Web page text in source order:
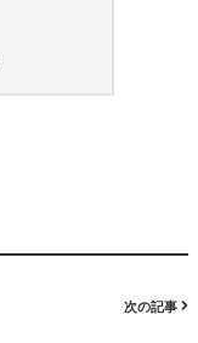
次の記事